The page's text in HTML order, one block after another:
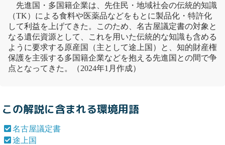
先進国・多国籍企業は、先住民・地域社会の伝統的知識
（TK）による食料や医薬品などをもとに製品化・特許化
して利益を上げてきた。このため、 名古屋議定書の対象と
なる遺伝資源として、これを用いた伝統的な知識も含める
ように要求する 原産国 （主として途上国 ）と、 知的財産権
保護を主張する多国籍企業などを抱える先進国との間で争
点となってきた。（2024年1月作成）
この解説に含まれる環境用語
名古屋議定書
途上国